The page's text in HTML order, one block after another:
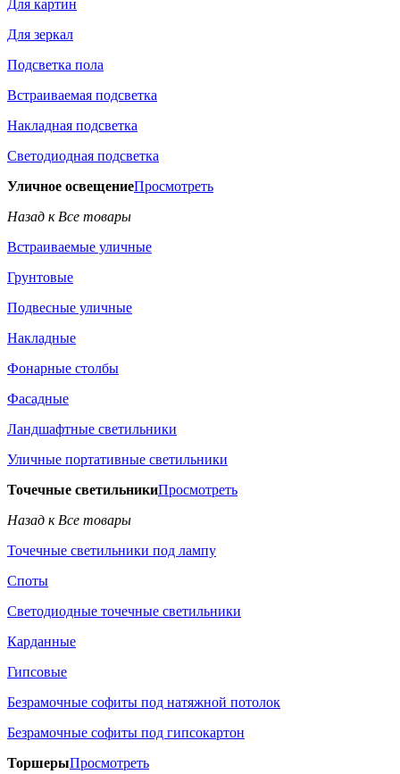
Для картин
Для зеркал
Подсветка пола
Встраиваемая подсветка
Накладная подсветка
Светодиодная подсветка
Уличное освещениеПросмотреть
Назад к Все товары
Встраиваемые уличные
Грунтовые
Подвесные уличные
Накладные
Фонарные столбы
Фасадные
Ландшафтные светильники
Уличные портативные светильники
Точечные светильникиПросмотреть
Назад к Все товары
Точечные светильники под лампу
Споты
Светодиодные точечные светильники
Карданные
Гипсовые
Безрамочные софиты под натяжной потолок
Безрамочные софиты под гипсокартон
ТоршерыПросмотреть